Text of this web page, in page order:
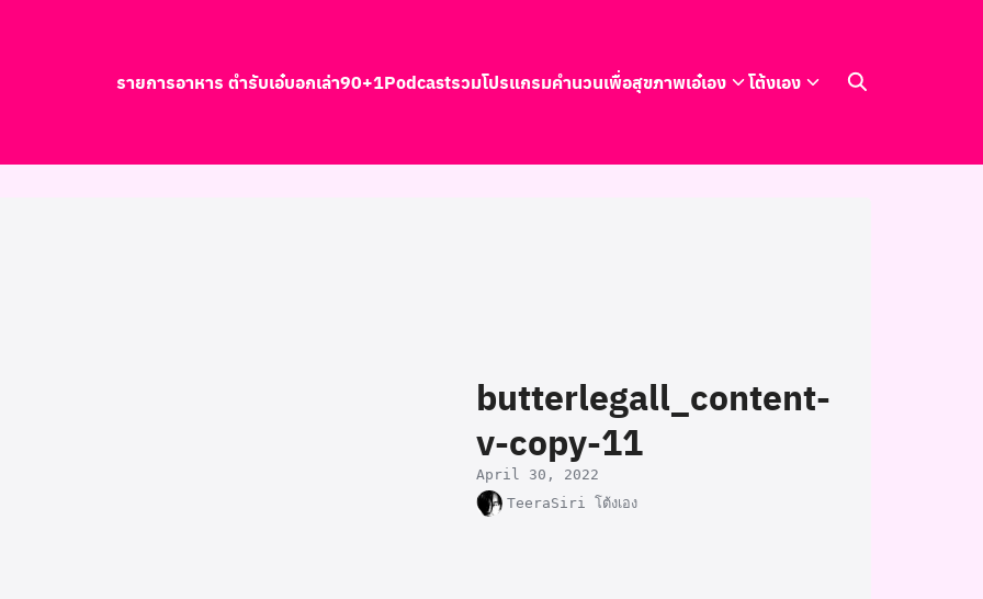
รายการอาหาร ตำรับเอ๋บอกเล่า90+1Podcastรวมโปรแกรมคำนวนเพื่อสุขภาพเอ๋เอง โต้งเอง
butterlegall_content-
v-copy-11
April 30, 2022
TeeraSiri โต้งเอง